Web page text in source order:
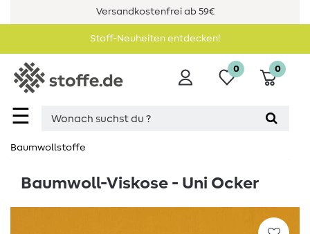
Versandkostenfrei ab 59€
Stoff-Neuheiten entdecken!
☰
0 0
Baumwollstoffe
Baumwoll-Viskose - Uni Ocker